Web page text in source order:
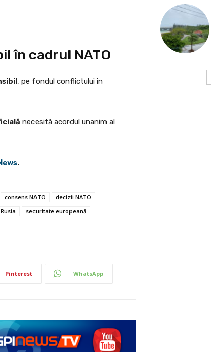
în cadrul NATO
, pe fondul conflictului în
necesită acordul unanim al
.
consens NATO
decizii NATO
securitate europeană
Pinterest WhatsApp